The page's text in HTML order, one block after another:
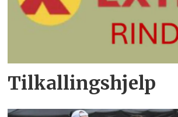
Tilkallingshjelp